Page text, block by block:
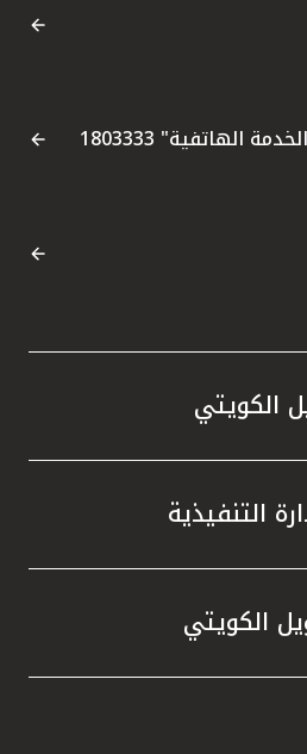
الآلي
الكويتي
التنفيذية
الكويتي